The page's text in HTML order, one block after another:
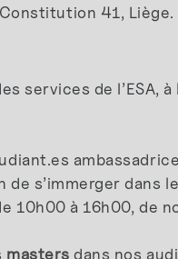
41, Liège.
services de l’ESA, à
de s’immerger dans
10h00 à 16h00, de
masters dans nos